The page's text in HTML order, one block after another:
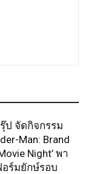
ป จัดกิจกรรม
Man: Brand
Night’ พา
ร์มยักษ์รอบ